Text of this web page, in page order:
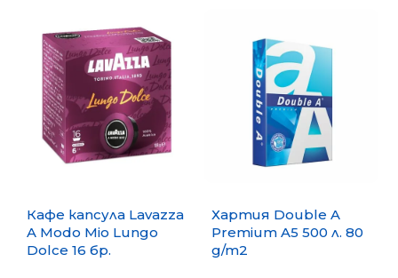
Кафе капсула Lavazza
A Modo Mio Lungo
Dolce 16 бр.
Хартия Double A
Premium A5 500 л. 80
g/m2